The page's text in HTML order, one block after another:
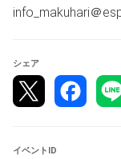
優勝　：商品券
３位　：商品券
※賞金・賞品は丸
われます。
配信については
info_makuhari＠
シェア
イベントID